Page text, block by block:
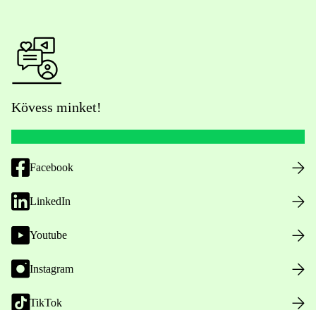
Kövess minket!
Facebook
LinkedIn
Youtube
Instagram
TikTok